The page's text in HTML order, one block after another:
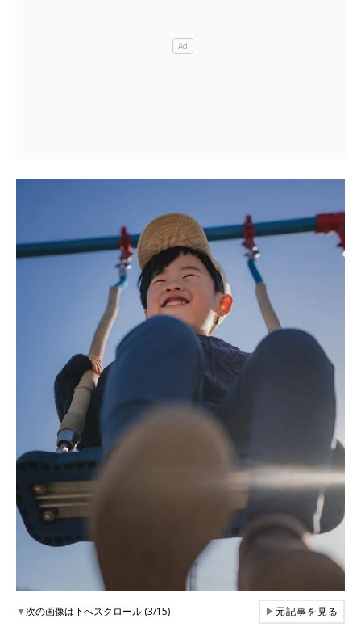
▼次の画像は下へスクロール (3/15) ▶元記事を見る